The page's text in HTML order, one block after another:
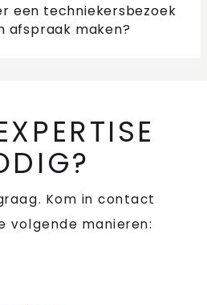
een techniekersbezoek
afspraak maken?
Kom in contact
volgende manieren: